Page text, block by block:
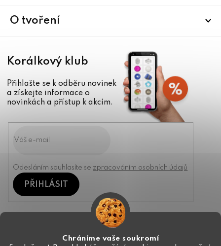
Chráníme vaše soukromí
O tvoření
Korálkový klub
Přihlašte se k odběru novinek
a získejte informace o
novinkách a přístup k akcím.
Odesláním souhlasíte se zpracováním osobních údajů
PŘIHLÁSIT